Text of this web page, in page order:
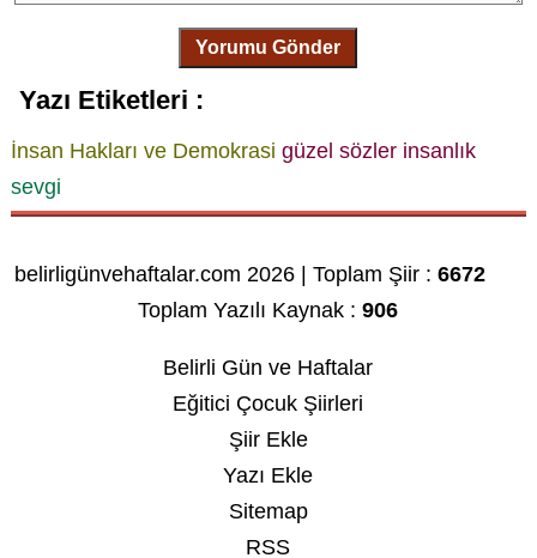
Yorumu Gönder
Yazı Etiketleri :
İnsan Hakları ve Demokrasi güzel sözler insanlık
sevgi
belirligünvehaftalar.com 2026 | Toplam Şiir :6672
Toplam Yazılı Kaynak :906
Belirli Gün ve Haftalar
Eğitici Çocuk Şiirleri
Şiir Ekle
Yazı Ekle
Sitemap
RSS